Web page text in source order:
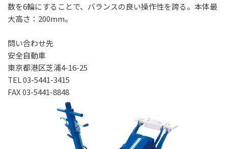
数を6輪にすることで、バランスの良い操作性を誇る。本体最
大高さ：200mm。
問い合わせ先
安全自動車
東京都港区芝浦4-16-25
TEL 03-5441-3415
FAX 03-5441-8848